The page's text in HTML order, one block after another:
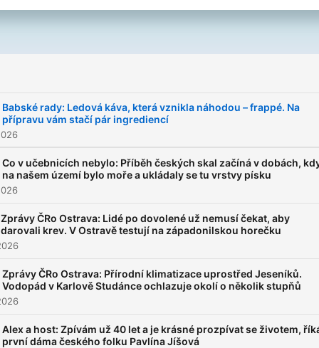
Babské rady: Ledová káva, která vznikla náhodou – frappé. Na
přípravu vám stačí pár ingrediencí
Co v učebnicích nebylo: Příběh českých skal začíná v dobách,
na našem území bylo moře a ukládaly se tu vrstvy písku
Zprávy ČRo Ostrava: Lidé po dovolené už nemusí čekat, aby
darovali krev. V Ostravě testují na západonilskou horečku
Zprávy ČRo Ostrava: Přírodní klimatizace uprostřed Jeseníků.
Vodopád v Karlově Studánce ochlazuje okolí o několik stupňů
Alex a host: Zpívám už 40 let a je krásné prozpívat se životem,
první dáma českého folku Pavlína Jíšová